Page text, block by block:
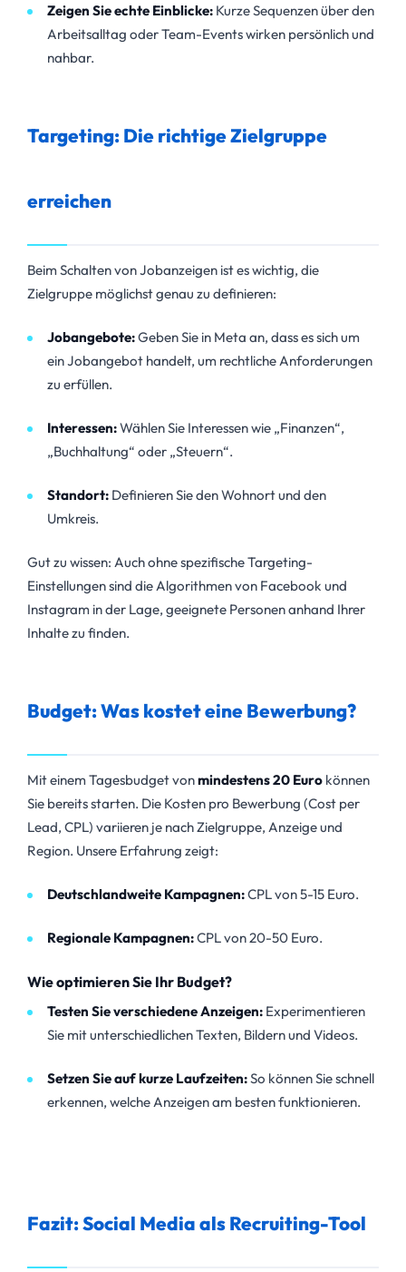
Zeigen Sie echte Einblicke: Kurze Sequenzen über den
Arbeitsalltag oder Team-Events wirken persönlich und
nahbar.
Targeting: Die richtige Zielgruppe
erreichen
Beim Schalten von Jobanzeigen ist es wichtig, die
Zielgruppe möglichst genau zu definieren:
Jobangebote:Geben Sie in Meta an, dass es sich um
ein Jobangebot handelt, um rechtliche Anforderungen
zu erfüllen.
Interessen:Wählen Sie Interessen wie „Finanzen“,
„Buchhaltung“ oder „Steuern“.
Standort: Definieren Sie den Wohnort und den
Umkreis.
Gut zu wissen: Auch ohne spezifische Targeting-
Einstellungen sind die Algorithmen von Facebook und
Instagram in der Lage, geeignete Personen anhand Ihrer
Inhalte zu finden.
Budget: Was kostet eine Bewerbung?
Mit einem Tagesbudget vonmindestens 20 Euro können
Sie bereits starten. Die Kosten pro Bewerbung (Cost per
Lead, CPL) variieren je nach Zielgruppe, Anzeige und
Region. Unsere Erfahrung zeigt:
Deutschlandweite Kampagnen:CPL von 5-15 Euro.
Regionale Kampagnen:CPL von 20-50 Euro.
Wie optimieren Sie Ihr Budget?
Testen Sie verschiedene Anzeigen: Experimentieren
Sie mit unterschiedlichen Texten, Bildern und Videos.
Setzen Sie auf kurze Laufzeiten:So können Sie schnell
erkennen, welche Anzeigen am besten funktionieren.
Fazit: Social Media als Recruiting-Tool